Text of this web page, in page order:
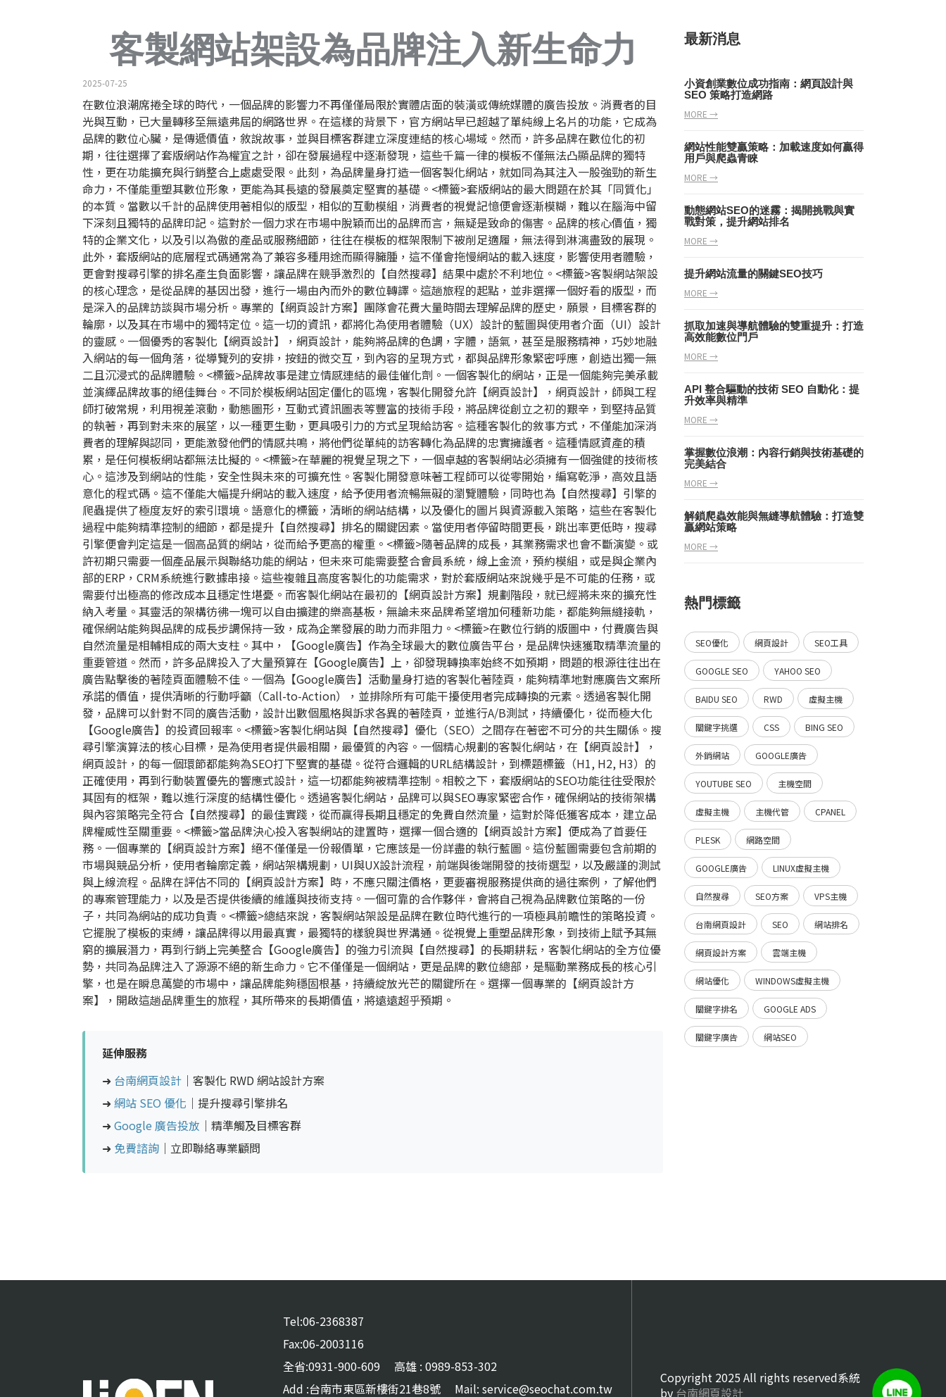
客製網站架設為品牌注入新生命力
2025-07-25
在數位浪潮席捲全球的時代，一個品牌的影響力不再僅僅局限於實體店面的裝潢或傳統媒體的廣告投放。消費者的目
光與互動，已大量轉移至無遠弗屆的網路世界。在這樣的背景下，官方網站早已超越了單純線上名片的功能，它成為
品牌的數位心臟，是傳遞價值，敘說故事，並與目標客群建立深度連結的核心場域。然而，許多品牌在數位化的初
期，往往選擇了套版網站作為權宜之計，卻在發展過程中逐漸發現，這些千篇一律的模板不僅無法凸顯品牌的獨特
性，更在功能擴充與行銷整合上處處受限。此刻，為品牌量身打造一個客製化網站，就如同為其注入一股強勁的新生
命力，不僅能重塑其數位形象，更能為其長遠的發展奠定堅實的基礎。 <標籤>套版網站的最大問題在於其「同質化」
的本質。當數以千計的品牌使用著相似的版型，相似的互動模組，消費者的視覺記憶便會逐漸模糊，難以在腦海中留
下深刻且獨特的品牌印記。這對於一個力求在市場中脫穎而出的品牌而言，無疑是致命的傷害。品牌的核心價值，獨
特的企業文化，以及引以為傲的產品或服務細節，往往在模板的框架限制下被削足適履，無法得到淋漓盡致的展現。
此外，套版網站的底層程式碼通常為了兼容多種用途而顯得臃腫，這不僅會拖慢網站的載入速度，影響使用者體驗，
更會對搜尋引擎的排名產生負面影響，讓品牌在競爭激烈的【自然搜尋】結果中處於不利地位。 <標籤>客製網站架設
的核心理念，是從品牌的基因出發，進行一場由內而外的數位轉譯。這趟旅程的起點，並非選擇一個好看的版型，而
是深入的品牌訪談與市場分析。專業的【網頁設計方案】團隊會花費大量時間去理解品牌的歷史，願景，目標客群的
輪廓，以及其在市場中的獨特定位。這一切的資訊，都將化為使用者體驗（UX）設計的藍圖與使用者介面（UI）設計
的靈感。一個優秀的客製化【網頁設計】，網頁設計，能夠將品牌的色調，字體，語氣，甚至是服務精神，巧妙地融
入網站的每一個角落，從導覽列的安排，按鈕的微交互，到內容的呈現方式，都與品牌形象緊密呼應，創造出獨一無
二且沉浸式的品牌體驗。 <標籤>品牌故事是建立情感連結的最佳催化劑。一個客製化的網站，正是一個能夠完美承載
並演繹品牌故事的絕佳舞台。不同於模板網站固定僵化的區塊，客製化開發允許【網頁設計】，網頁設計，師與工程
師打破常規，利用視差滾動，動態圖形，互動式資訊圖表等豐富的技術手段，將品牌從創立之初的艱辛，到堅持品質
的執著，再到對未來的展望，以一種更生動，更具吸引力的方式呈現給訪客。這種客製化的敘事方式，不僅能加深消
費者的理解與認同，更能激發他們的情感共鳴，將他們從單純的訪客轉化為品牌的忠實擁護者。這種情感資產的積
累，是任何模板網站都無法比擬的。 <標籤>在華麗的視覺呈現之下，一個卓越的客製網站必須擁有一個強健的技術核
心。這涉及到網站的性能，安全性與未來的可擴充性。客製化開發意味著工程師可以從零開始，編寫乾淨，高效且語
意化的程式碼。這不僅能大幅提升網站的載入速度，給予使用者流暢無礙的瀏覽體驗，同時也為【自然搜尋】引擎的
爬蟲提供了極度友好的索引環境。語意化的標籤，清晰的網站結構，以及優化的圖片與資源載入策略，這些在客製化
過程中能夠精準控制的細節，都是提升【自然搜尋】排名的關鍵因素。當使用者停留時間更長，跳出率更低時，搜尋
引擎便會判定這是一個高品質的網站，從而給予更高的權重。 <標籤>隨著品牌的成長，其業務需求也會不斷演變。或
許初期只需要一個產品展示與聯絡功能的網站，但未來可能需要整合會員系統，線上金流，預約模組，或是與企業內
部的ERP，CRM系統進行數據串接。這些複雜且高度客製化的功能需求，對於套版網站來說幾乎是不可能的任務，或
需要付出極高的修改成本且穩定性堪憂。而客製化網站在最初的【網頁設計方案】規劃階段，就已經將未來的擴充性
納入考量。其靈活的架構彷彿一塊可以自由擴建的樂高基板，無論未來品牌希望增加何種新功能，都能夠無縫接軌，
確保網站能夠與品牌的成長步調保持一致，成為企業發展的助力而非阻力。 <標籤>在數位行銷的版圖中，付費廣告與
自然流量是相輔相成的兩大支柱。其中，【Google廣告】作為全球最大的數位廣告平台，是品牌快速獲取精準流量的
重要管道。然而，許多品牌投入了大量預算在【Google廣告】上，卻發現轉換率始終不如預期，問題的根源往往出在
廣告點擊後的著陸頁面體驗不佳。一個為【Google廣告】活動量身打造的客製化著陸頁，能夠精準地對應廣告文案所
承諾的價值，提供清晰的行動呼籲（Call-to-Action），並排除所有可能干擾使用者完成轉換的元素。透過客製化開
發，品牌可以針對不同的廣告活動，設計出數個風格與訴求各異的著陸頁，並進行A/B測試，持續優化，從而極大化
【Google廣告】的投資回報率。 <標籤>客製化網站與【自然搜尋】優化（SEO）之間存在著密不可分的共生關係。搜
尋引擎演算法的核心目標，是為使用者提供最相關，最優質的內容。一個精心規劃的客製化網站，在【網頁設計】，
網頁設計，的每一個環節都能夠為SEO打下堅實的基礎。從符合邏輯的URL結構設計，到標題標籤（H1, H2, H3）的
正確使用，再到行動裝置優先的響應式設計，這一切都能夠被精準控制。相較之下，套版網站的SEO功能往往受限於
其固有的框架，難以進行深度的結構性優化。透過客製化網站，品牌可以與SEO專家緊密合作，確保網站的技術架構
與內容策略完全符合【自然搜尋】的最佳實踐，從而贏得長期且穩定的免費自然流量，這對於降低獲客成本，建立品
牌權威性至關重要。 <標籤>當品牌決心投入客製網站的建置時，選擇一個合適的【網頁設計方案】便成為了首要任
務。一個專業的【網頁設計方案】絕不僅僅是一份報價單，它應該是一份詳盡的執行藍圖。這份藍圖需要包含前期的
市場與競品分析，使用者輪廓定義，網站架構規劃，UI與UX設計流程，前端與後端開發的技術選型，以及嚴謹的測試
與上線流程。品牌在評估不同的【網頁設計方案】時，不應只關注價格，更要審視服務提供商的過往案例，了解他們
的專案管理能力，以及是否提供後續的維護與技術支持。一個可靠的合作夥伴，會將自己視為品牌數位策略的一份
子，共同為網站的成功負責。 <標籤>總結來說，客製網站架設是品牌在數位時代進行的一項極具前瞻性的策略投資。
它擺脫了模板的束縛，讓品牌得以用最真實，最獨特的樣貌與世界溝通。從視覺上重塑品牌形象，到技術上賦予其無
窮的擴展潛力，再到行銷上完美整合【Google廣告】的強力引流與【自然搜尋】的長期耕耘，客製化網站的全方位優
勢，共同為品牌注入了源源不絕的新生命力。它不僅僅是一個網站，更是品牌的數位總部，是驅動業務成長的核心引
擎，也是在瞬息萬變的市場中，讓品牌能夠穩固根基，持續綻放光芒的關鍵所在。選擇一個專業的【網頁設計方
案】，開啟這趟品牌重生的旅程，其所帶來的長期價值，將遠遠超乎預期。
延伸服務
➜ 台南網頁設計 ｜客製化 RWD 網站設計方案
➜ 網站 SEO 優化 ｜提升搜尋引擎排名
➜ Google 廣告投放 ｜精準觸及目標客群
➜ 免費諮詢 ｜立即聯絡專業顧問
最新消息
小資創業數位成功指南：網頁設計與
SEO 策略打造網路
MORE →
網站性能雙贏策略：加載速度如何贏得
用戶與爬蟲青睞
MORE →
動態網站SEO的迷霧：揭開挑戰與實
戰對策，提升網站排名
MORE →
提升網站流量的關鍵SEO技巧
MORE →
抓取加速與導航體驗的雙重提升：打造
高效能數位門戶
MORE →
API 整合驅動的技術 SEO 自動化：提
升效率與精準
MORE →
掌握數位浪潮：內容行銷與技術基礎的
完美結合
MORE →
解鎖爬蟲效能與無縫導航體驗：打造雙
贏網站策略
MORE →
熱門標籤
SEO優化 網頁設計 SEO工具
GOOGLE SEO YAHOO SEO
BAIDU SEO RWD 虛擬主機
關鍵字挑選 CSS BING SEO
外銷網站 GOOGLE廣告
YOUTUBE SEO 主機空間
虛擬主機 主機代管 CPANEL
PLESK 網路空間
GOOGLE廣告 LINUX虛擬主機
自然搜尋 SEO方案 VPS主機
台南網頁設計 SEO 網站排名
網頁設計方案 雲端主機
網站優化 WINDOWS虛擬主機
關鍵字排名 GOOGLE ADS
關鍵字廣告 網站SEO
Tel:06-2368387
Fax:06-2003116
全省:0931-900-609
高雄 : 0989-853-302
Add :台南市東區新樓街21巷8號
Mail: service@seochat.com.tw
Copyright 2025 All rights reserved系統
by 台南網頁設計